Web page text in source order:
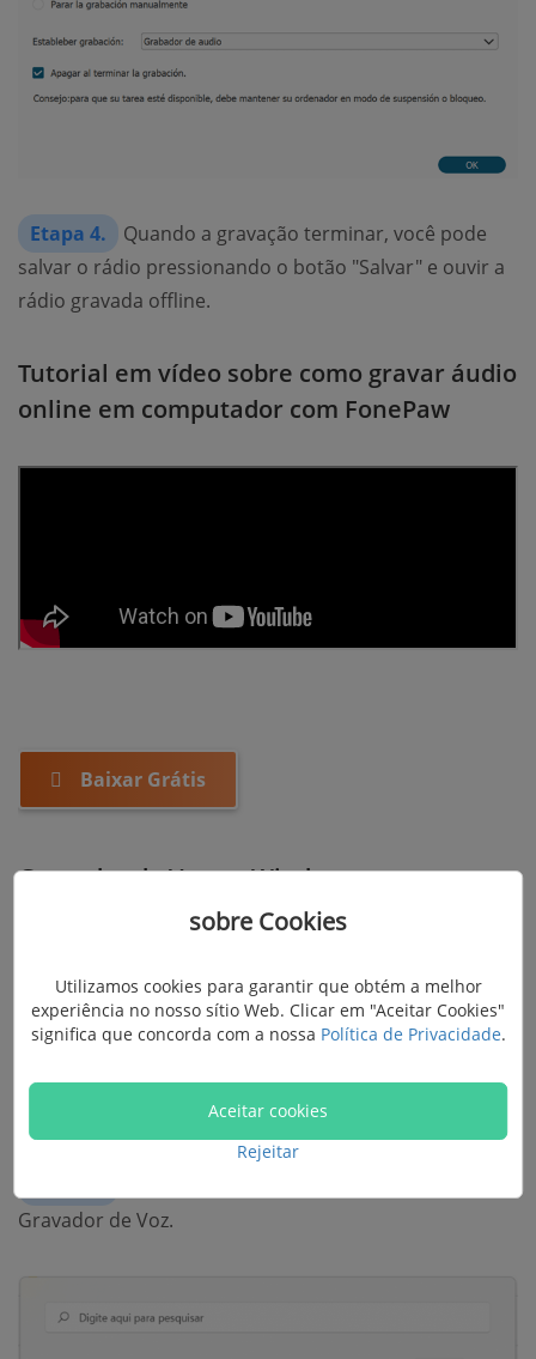
Etapa 4.
Quando a gravação terminar, você pode
salvar o rádio pressionando o botão "Salvar" e ouvir a
rádio gravada offline.
Tutorial em vídeo sobre como gravar áudio
online em computador com FonePaw
Baixar Grátis
Gravador de Voz no Windows
gravar voz online em seu computador Windows sem
instalar nenhum programa, que é usar o Gravador de
Voz que vem com o Windows.
Os passos da operação são muito simples:
Gravador de Voz.
sobre Cookies
Utilizamos cookies para garantir que obtém a melhor
experiência no nosso sítio Web. Clicar em "Aceitar Cookies"
significa que concorda com a nossa Política de Privacidade.
Aceitar cookies
Rejeitar